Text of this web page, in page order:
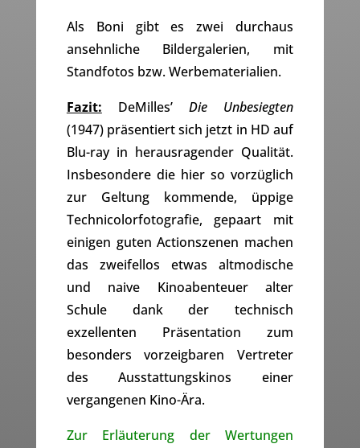
Als Boni gibt es zwei durchaus
ansehnliche Bildergalerien, mit
Standfotos bzw. Werbematerialien.
Fazit: DeMilles’Die Unbesiegten
(1947) präsentiert sich jetzt in HD auf
Blu-ray in herausragender Qualität.
Insbesondere die hier so vorzüglich
zur Geltung kommende, üppige
Technicolorfotografie, gepaart mit
einigen guten Actionszenen machen
das zweifellos etwas altmodische
und naive Kinoabenteuer alter
Schule dank der technisch
exzellenten Präsentation zum
besonders vorzeigbaren Vertreter
des Ausstattungskinos einer
vergangenen Kino-Ära.
Zur Erläuterung der Wertungen